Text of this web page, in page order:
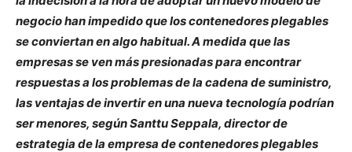
negocio han impedido que los contenedores plegables
se conviertan en algo habitual. A medida que las
empresas se ven más presionadas para encontrar
respuestas a los problemas de la cadena de suministro,
las ventajas de invertir en una nueva tecnología podrían
ser menores, según Santtu Seppala, director de
estrategia de la empresa de contenedores plegables